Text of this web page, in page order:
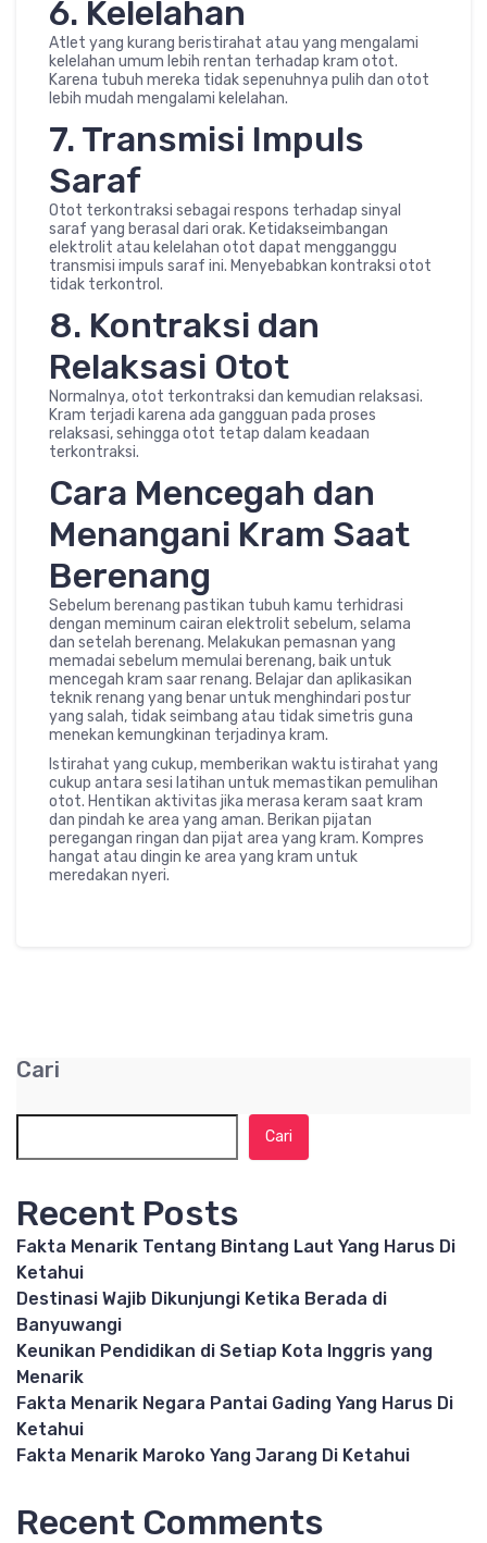
6. Kelelahan
Atlet yang kurang beristirahat atau yang mengalami
kelelahan umum lebih rentan terhadap kram otot.
Karena tubuh mereka tidak sepenuhnya pulih dan otot
lebih mudah mengalami kelelahan.
7. Transmisi Impuls
Saraf
Otot terkontraksi sebagai respons terhadap sinyal
saraf yang berasal dari orak. Ketidakseimbangan
elektrolit atau kelelahan otot dapat mengganggu
transmisi impuls saraf ini. Menyebabkan kontraksi otot
tidak terkontrol.
8. Kontraksi dan
Relaksasi Otot
Normalnya, otot terkontraksi dan kemudian relaksasi.
Kram terjadi karena ada gangguan pada proses
relaksasi, sehingga otot tetap dalam keadaan
terkontraksi.
Cara Mencegah dan
Menangani Kram Saat
Berenang
Sebelum berenang pastikan tubuh kamu terhidrasi
dengan meminum cairan elektrolit sebelum, selama
dan setelah berenang. Melakukan pemasnan yang
memadai sebelum memulai berenang, baik untuk
mencegah kram saar renang. Belajar dan aplikasikan
teknik renang yang benar untuk menghindari postur
yang salah, tidak seimbang atau tidak simetris guna
menekan kemungkinan terjadinya kram.
Istirahat yang cukup, memberikan waktu istirahat yang
cukup antara sesi latihan untuk memastikan pemulihan
otot. Hentikan aktivitas jika merasa keram saat kram
dan pindah ke area yang aman. Berikan pijatan
peregangan ringan dan pijat area yang kram. Kompres
hangat atau dingin ke area yang kram untuk
meredakan nyeri.
Cari
Cari
Recent Posts
Fakta Menarik Tentang Bintang Laut Yang Harus Di
Ketahui
Destinasi Wajib Dikunjungi Ketika Berada di
Banyuwangi
Keunikan Pendidikan di Setiap Kota Inggris yang
Menarik
Fakta Menarik Negara Pantai Gading Yang Harus Di
Ketahui
Fakta Menarik Maroko Yang Jarang Di Ketahui
Recent Comments